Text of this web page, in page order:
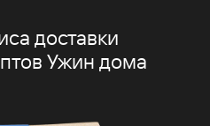
доставки
Ужин дома